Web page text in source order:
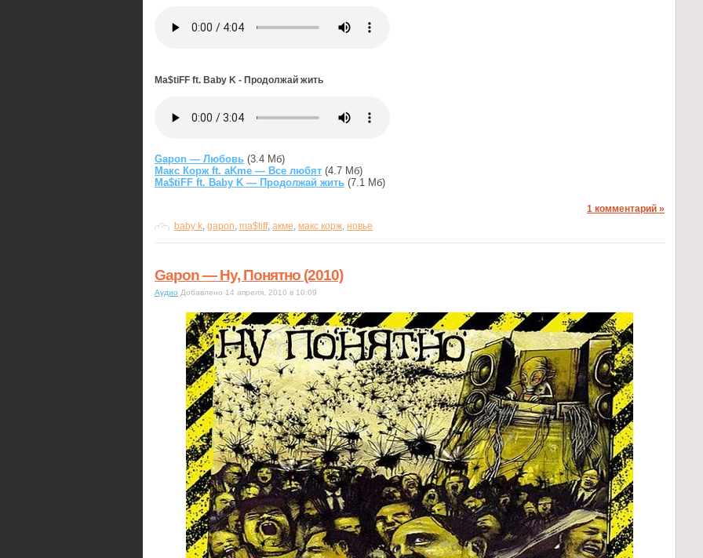
Ma$tiFF ft. Baby K - Продолжай жить
Gapon — Любовь (3.4 Мб)
Макс Корж ft. aKme — Все любят (4.7 Мб)
Ma$tiFF ft. Baby K — Продолжай жить (7.1 Мб)
1 комментарий »
baby k gapon ma$tiff, акме макс корж новье
Gapon — Ну, Понятно (2010)
Аудио Добавлено 14 апреля, 2010 в 10:09